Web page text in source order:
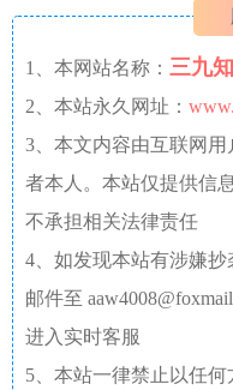
1、本网站名称： 三九
2、本站永久网址：
3、本文内容由互联网
者本人。本站仅提供信
不承担相关法律责任
4、如发现本站有涉嫌
邮件至
进入实时客服
5、本站一律禁止以任